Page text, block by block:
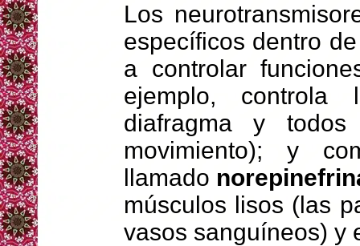
Los
específicos dentro
a controlar
ejemplo,
diafragma y
movimiento); y
llamado
músculos lisos (las
vasos sanguíneos) y